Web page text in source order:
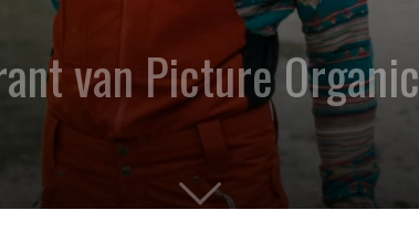
van Picture Organic